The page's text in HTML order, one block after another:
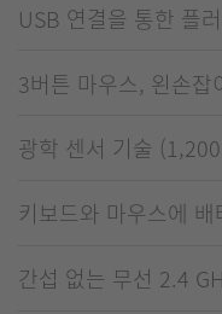
USB 연결을 통한 플
3버튼 마우스, 왼손잡
광학 센서 기술
키보드와 마우스에
간섭 없는 무선 2.4